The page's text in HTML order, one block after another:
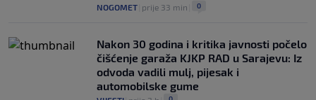
NOGOMET prije 33 min 0
Nakon 30 godina i kritika javnosti počelo
čišćenje garaža KJKP RAD u Sarajevu: Iz
odvoda vadili mulj, pijesak i
automobilske gume
0